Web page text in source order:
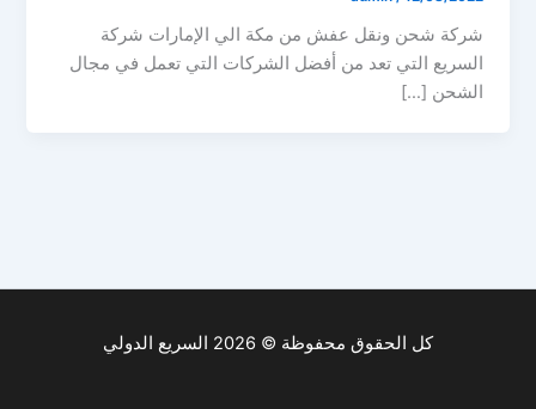
شركة شحن ونقل عفش من مكة الي الإمارات شركة
السريع التي تعد من أفضل الشركات التي تعمل في مجال
الشحن […]
كل الحقوق محفوظة © 2026 السريع الدولي